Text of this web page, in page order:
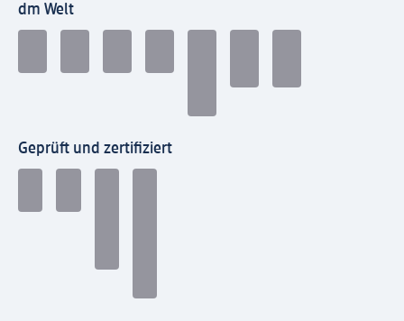
dm Welt
Geprüft und zertifiziert